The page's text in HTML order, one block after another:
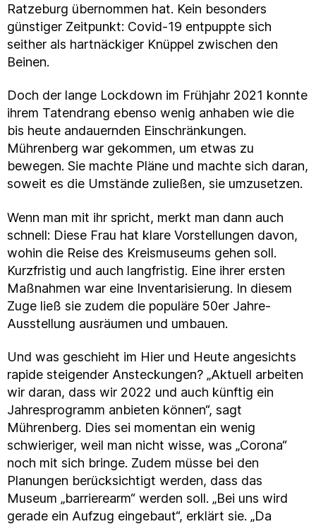
Ratzeburg übernommen hat. Kein besonders
günstiger Zeitpunkt: Covid-19 entpuppte sich
seither als hartnäckiger Knüppel zwischen den
Beinen.
Doch der lange Lockdown im Frühjahr 2021 konnte
ihrem Tatendrang ebenso wenig anhaben wie die
bis heute andauernden Einschränkungen.
Mührenberg war gekommen, um etwas zu
bewegen. Sie machte Pläne und machte sich daran,
soweit es die Umstände zuließen, sie umzusetzen.
Wenn man mit ihr spricht, merkt man dann auch
schnell: Diese Frau hat klare Vorstellungen davon,
wohin die Reise des Kreismuseums gehen soll.
Kurzfristig und auch langfristig. Eine ihrer ersten
Maßnahmen war eine Inventarisierung. In diesem
Zuge ließ sie zudem die populäre 50er Jahre-
Ausstellung ausräumen und umbauen.
Und was geschieht im Hier und Heute angesichts
rapide steigender Ansteckungen? „Aktuell arbeiten
wir daran, dass wir 2022 und auch künftig ein
Jahresprogramm anbieten können“, sagt
Mührenberg. Dies sei momentan ein wenig
schwieriger, weil man nicht wisse, was „Corona“
noch mit sich bringe. Zudem müsse bei den
Planungen berücksichtigt werden, dass das
Museum „barrierearm“ werden soll. „Bei uns wird
gerade ein Aufzug eingebaut“, erklärt sie. „Da